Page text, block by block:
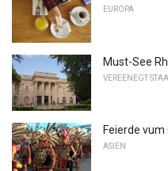
EUROPA
Must-See
VEREENEGT
Feierde
ASIEN